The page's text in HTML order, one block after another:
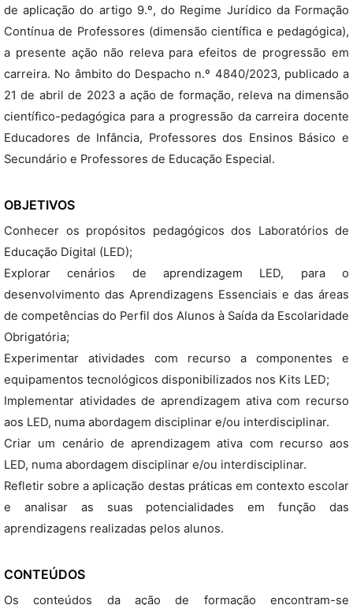
de aplicação do artigo 9.º, do Regime Jurídico da Formação
Contínua de Professores (dimensão científica e pedagógica),
a presente ação não releva para efeitos de progressão em
carreira. No âmbito do Despacho n.º 4840/2023, publicado a
21 de abril de 2023 a ação de formação, releva na dimensão
científico-pedagógica para a progressão da carreira docente
Educadores de Infância, Professores dos Ensinos Básico e
Secundário e Professores de Educação Especial.
OBJETIVOS
Conhecer os propósitos pedagógicos dos Laboratórios de
Educação Digital (LED);
Explorar cenários de aprendizagem LED, para o
desenvolvimento das Aprendizagens Essenciais e das áreas
de competências do Perfil dos Alunos à Saída da Escolaridade
Obrigatória;
Experimentar atividades com recurso a componentes e
equipamentos tecnológicos disponibilizados nos Kits LED;
Implementar atividades de aprendizagem ativa com recurso
aos LED, numa abordagem disciplinar e/ou interdisciplinar.
Criar um cenário de aprendizagem ativa com recurso aos
LED, numa abordagem disciplinar e/ou interdisciplinar.
Refletir sobre a aplicação destas práticas em contexto escolar
e analisar as suas potencialidades em função das
aprendizagens realizadas pelos alunos.
CONTEÚDOS
Os conteúdos da ação de formação encontram-se